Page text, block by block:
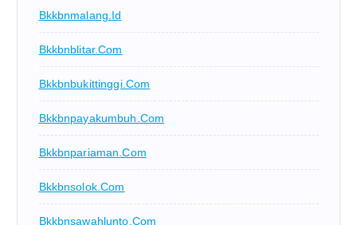
Bkkbnmalang.id
Bkkbnblitar.com
Bkkbnbukittinggi.com
Bkkbnpayakumbuh.com
Bkkbnpariaman.com
Bkkbnsolok.com
Bkkbnsawahlunto.com